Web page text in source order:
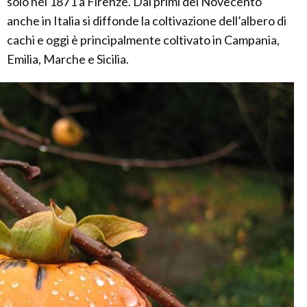
anche in Italia si diffonde la coltivazione dell’albero di
cachi e oggi è principalmente coltivato in Campania,
Emilia, Marche e Sicilia.